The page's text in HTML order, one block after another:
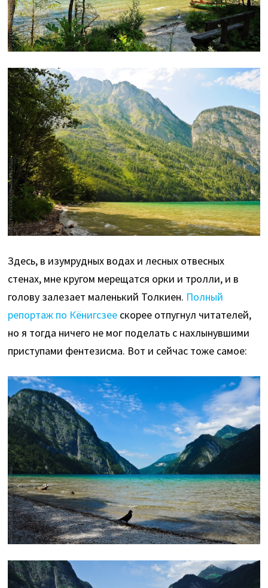
Здесь, в изумрудных водах и лесных отвесных
стенах, мне кругом мерещатся орки и тролли, и в
голову залезает маленький Толкиен. Полный
репортаж по Кёнигсзее скорее отпугнул читателей,
но я тогда ничего не мог поделать с нахлынувшими
приступами фентезисма. Вот и сейчас тоже самое: